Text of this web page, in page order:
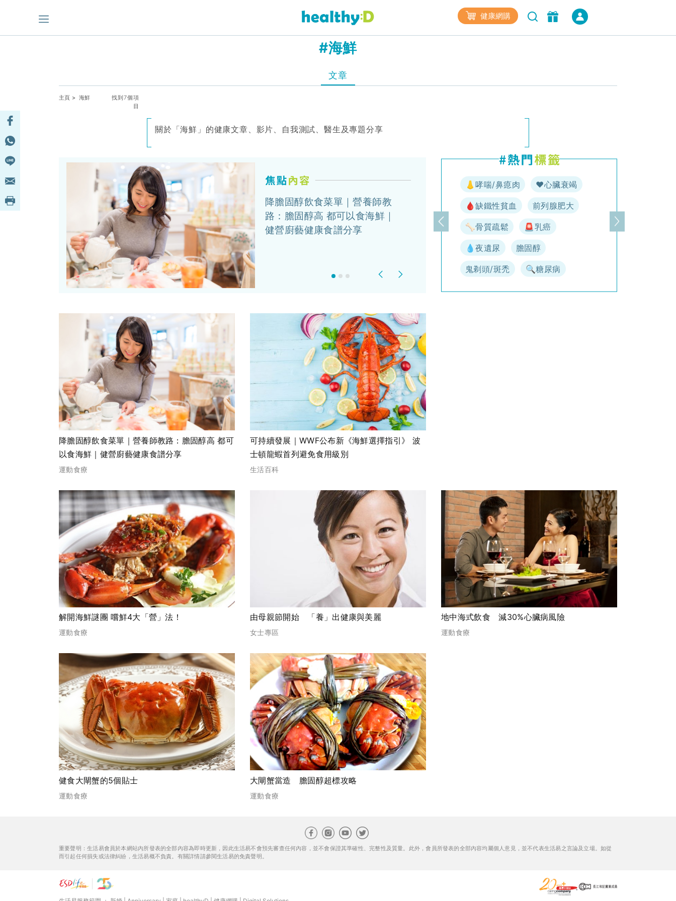
健康網購
#海鮮
文章
主頁 > 海鮮
找到7個項
目
關於「海鮮」的健康文章、影片、自我測試、醫生及專題分享
降膽固醇飲食菜單｜營養師教
路：膽固醇高 都可以食海鮮｜
健營廚藝健康食譜分享
Previous
上一頁
👃哮喘/鼻瘜肉 ♥️心臟衰竭
🩸缺鐵性貧血 前列腺肥大
🦴骨質疏鬆 🚨乳癌
💧夜遺尿 膽固醇
鬼剃頭/斑禿 🔍糖尿病
下一頁
降膽固醇飲食菜單｜營養師教路：膽固醇高 都可
以食海鮮｜健營廚藝健康食譜分享
運動食療
可持續發展｜WWF公布新《海鮮選擇指引》 波
士頓龍蝦首列避免食用級別
生活百科
解開海鮮謎團 嚐鮮4大「營」法！
運動食療
由母親節開始 「養」出健康與美麗
女士專區
地中海式飲食 減30%心臟病風險
運動食療
健食大閘蟹的5個貼士
運動食療
大閘蟹當造 膽固醇超標攻略
運動食療
重要聲明：生活易會員於本網站內所發表的全部內容為即時更新，因此生活易不會預先審查任何內容，並不會保證其準確性、完整性及質量。此外，會員所發表的全部內容均屬個人意見，並不代表生活易之言論及立場。如從
而引起任何損失或法律糾紛，生活易概不負責。有關詳情請參閱生活易的免責聲明。